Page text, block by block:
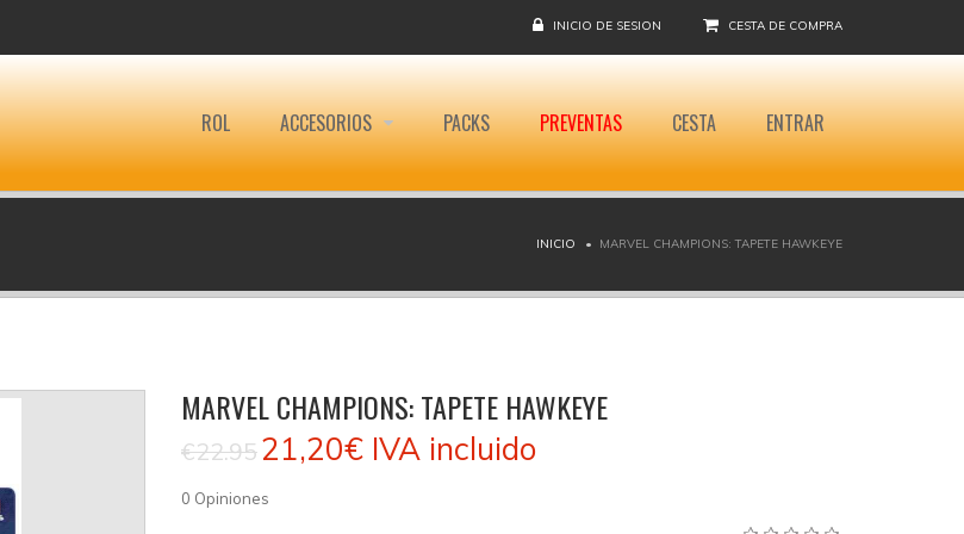
INICIO DE SESION CESTA DE COMPRA
ROL ACCESORIOS PACKS PREVENTAS CESTA ENTRAR
INICIO MARVEL CHAMPIONS: TAPETE HAWKEYE
MARVEL CHAMPIONS: TAPETE HAWKEYE
€22.9521,20€ IVA incluido
0 Opiniones